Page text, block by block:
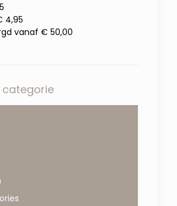
4,95
vanaf € 50,00
categorie